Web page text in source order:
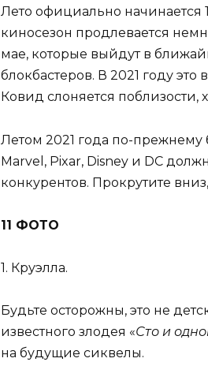
Лето официально начинается
киносезон продлевается
мае, которые выйдут в
блокбастеров. В 2021 году
Ковид слоняется поблизости,
Летом 2021 года по-
Marvel, Pixar, Disney и DC
конкурентов. Прокрутите
11 ФОТО
1. Круэлла.
Будьте осторожны, это не
известного злодея «Сто и
на будущие сиквелы.